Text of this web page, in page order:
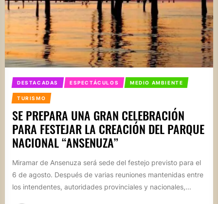
DESTACADAS ESPECTÁCULOS MEDIO AMBIENTE
TURISMO
SE PREPARA UNA GRAN CELEBRACIÓN
PARA FESTEJAR LA CREACIÓN DEL PARQUE
NACIONAL “ANSENUZA”
Miramar de Ansenuza será sede del festejo previsto para el
6 de agosto. Después de varias reuniones mantenidas entre
los intendentes, autoridades provinciales y nacionales,...